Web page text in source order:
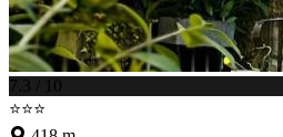
7.3 / 10
⭐⭐⭐